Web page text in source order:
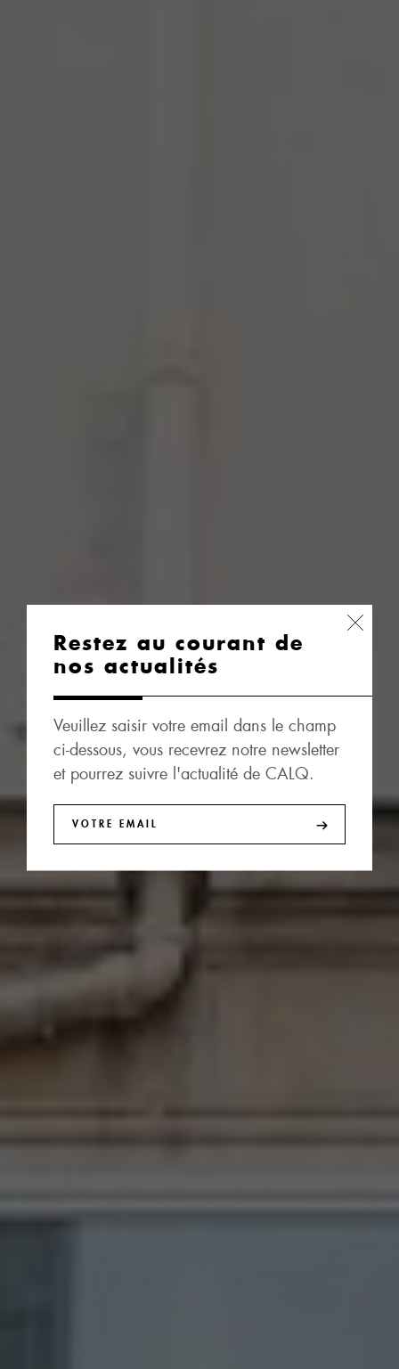
Restez au courant de
nos actualités
Veuillez saisir votre email dans le champ
ci-dessous, vous recevrez notre newsletter
et pourrez suivre l'actualité de CALQ.